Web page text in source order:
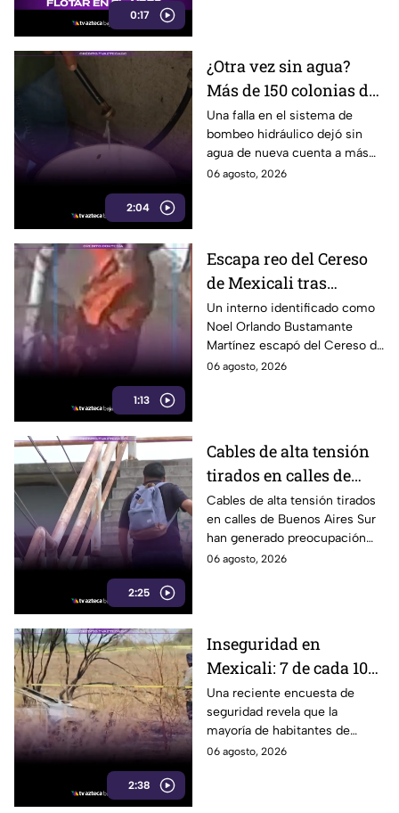
0:17
2:04
¿Otra vez sin agua?
Más de 150 colonias de
Tijuana enfrentan
cortes por falla de
CESPT
Una falla en el sistema de
bombeo hidráulico dejó sin
agua de nueva cuenta a más
de 150 colonias de Tijuana,
06 agosto, 2026
1:13
Escapa reo del Cereso
de Mexicali tras
audiencia inicial; fue
localizado horas
después
Un interno identificado como
Noel Orlando Bustamante
Martínez escapó del Cereso de
Mexicali tras una audiencia
06 agosto, 2026
2:25
Cables de alta tensión
tirados en calles de
Buenos Aires Sur
representan un riesgo
para peatones en
Tijuana
Cables de alta tensión tirados
en calles de Buenos Aires Sur
han generado preocupación
entre vecinos, luego de que un
06 agosto, 2026
2:38
Inseguridad en
Mexicali: 7 de cada 10
habitantes sienten
temor de vivir en la
capital cachanilla
Una reciente encuesta de
seguridad revela que la
mayoría de habitantes de
Mexicali mantiene una
06 agosto, 2026